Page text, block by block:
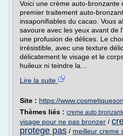
Voici une crème auto-bronzante
premier traitement auto-
insaponifiables du cacao. Vous
savoure avec les yeux avant de
une profusion de délices. Le
irrésistible, avec une texture
délicatement le visage et le
huileux ni teindre la...
Lire la suite
Site : https://
Thèmes liés : creme auto
visage pour ne pas bronzer /
protege pas / meilleur creme